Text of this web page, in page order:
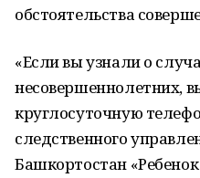
обстоятельства
«Если вы узнали о
несовершеннолетних,
круглосуточную
следственного
Башкортостан «Ребенок